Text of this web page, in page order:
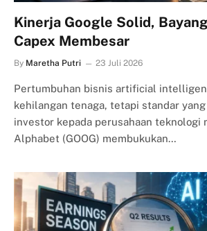
Kinerja Google Solid,
Capex Membesar
By Maretha Putri 23 Juli 2026
Pertumbuhan bisnis artificial
kehilangan tenaga, tetapi standar
investor kepada perusahaan teknologi
Alphabet (GOOG) membukukan…